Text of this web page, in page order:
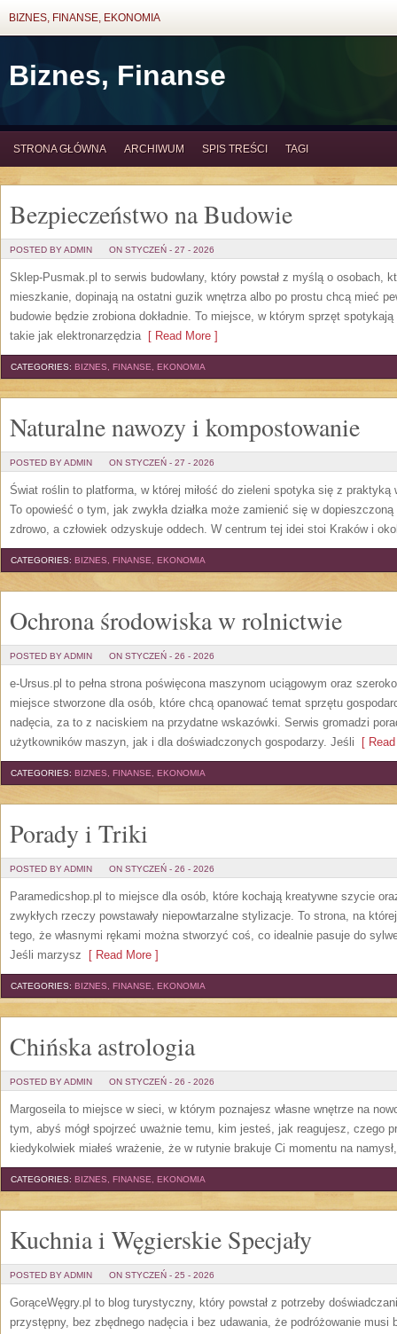
BIZNES, FINANSE, EKONOMIA
Biznes, Finanse
STRONA GŁÓWNA ARCHIWUM SPIS TREŚCI TAGI
Bezpieczeństwo na Budowie
POSTED BY ADMIN ON STYCZEŃ - 27 - 2026
Sklep-Pusmak.pl to serwis budowlany, który powstał z myślą o osobach,
mieszkanie, dopinają na ostatni guzik wnętrza albo po prostu chcą mieć
budowie będzie zrobiona dokładnie. To miejsce, w którym sprzęt
takie jak elektronarzędzia[ Read More ]
CATEGORIES: BIZNES, FINANSE, EKONOMIA
Naturalne nawozy i kompostowanie
POSTED BY ADMIN ON STYCZEŃ - 27 - 2026
Świat roślin to platforma, w której miłość do zieleni spotyka się z praktyką
To opowieść o tym, jak zwykła działka może zamienić się w
zdrowo, a człowiek odzyskuje oddech. W centrum tej idei stoi Kraków i
CATEGORIES: BIZNES, FINANSE, EKONOMIA
Ochrona środowiska w rolnictwie
POSTED BY ADMIN ON STYCZEŃ - 26 - 2026
e-Ursus.pl to pełna strona poświęcona maszynom uciągowym oraz
miejsce stworzone dla osób, które chcą opanować temat sprzętu
nadęcia, za to z naciskiem na przydatne wskazówki. Serwis gromadzi
użytkowników maszyn, jak i dla doświadczonych gospodarzy. Jeśli [
CATEGORIES: BIZNES, FINANSE, EKONOMIA
Porady i Triki
POSTED BY ADMIN ON STYCZEŃ - 26 - 2026
Paramedicshop.pl to miejsce dla osób, które kochają kreatywne szycie
zwykłych rzeczy powstawały niepowtarzalne stylizacje. To strona, na
tego, że własnymi rękami można stworzyć coś, co idealnie pasuje do
Jeśli marzysz [ Read More ]
CATEGORIES: BIZNES, FINANSE, EKONOMIA
Chińska astrologia
POSTED BY ADMIN ON STYCZEŃ - 26 - 2026
Margoseila to miejsce w sieci, w którym poznajesz własne wnętrze na
tym, abyś mógł spojrzeć uważnie temu, kim jesteś, jak reagujesz, czego
kiedykolwiek miałeś wrażenie, że w rutynie brakuje Ci momentu na
CATEGORIES: BIZNES, FINANSE, EKONOMIA
Kuchnia i Węgierskie Specjały
POSTED BY ADMIN ON STYCZEŃ - 25 - 2026
GorąceWęgry.pl to blog turystyczny, który powstał z potrzeby
przystępny, bez zbędnego nadęcia i bez udawania, że podróżowanie